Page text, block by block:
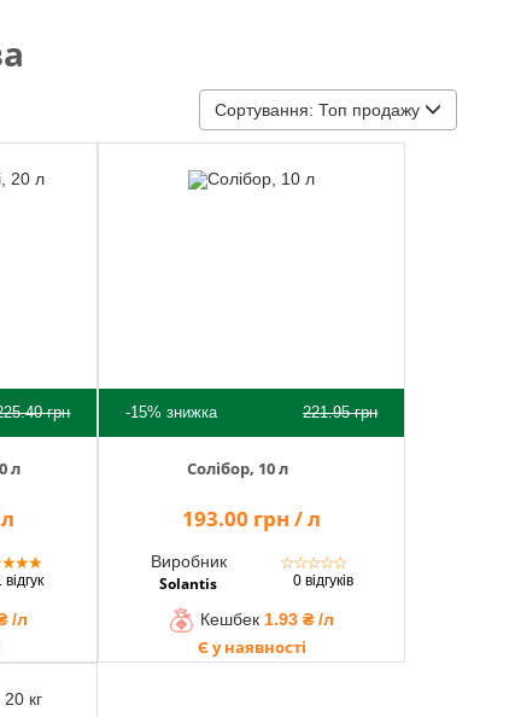
Сортування: Топ продажу
грн
л
★★★
відгук
/л
-15% знижка 221.95грн
Солібор, 10 л
193.00 грн / л
Виробник
Solantis
☆☆☆☆☆
0 відгуків
Кешбек 1.93 ₴ /л
Є у наявності